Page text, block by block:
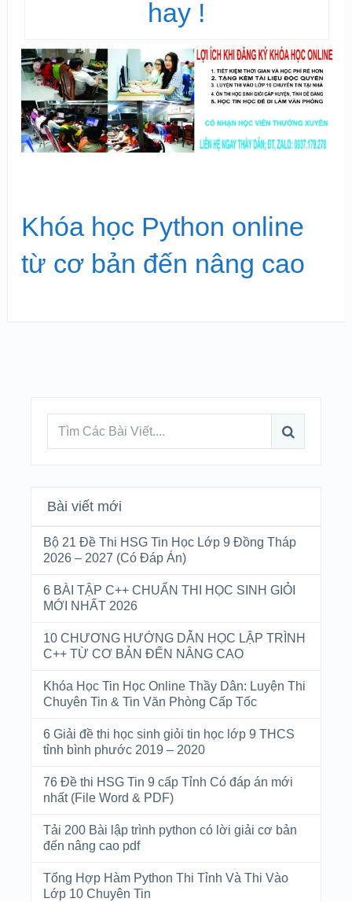
hay !
Khóa học Python online
từ cơ bản đến nâng cao
Bài viết mới
Bộ 21 Đề Thi HSG Tin Học Lớp 9 Đồng Tháp
2026 – 2027 (Có Đáp Án)
6 BÀI TẬP C++ CHUẨN THI HỌC SINH GIỎI
MỚI NHẤT 2026
10 CHƯƠNG HƯỚNG DẪN HỌC LẬP TRÌNH
C++ TỪ CƠ BẢN ĐẾN NÂNG CAO
Khóa Học Tin Học Online Thầy Dân: Luyện Thi
Chuyên Tin & Tin Văn Phòng Cấp Tốc
6 Giải đề thi học sinh giỏi tin học lớp 9 THCS
tỉnh bình phước 2019 – 2020
76 Đề thi HSG Tin 9 cấp Tỉnh Có đáp án mới
nhất (File Word & PDF)
Tải 200 Bài lập trình python có lời giải cơ bản
đến nâng cao pdf
Tổng Hợp Hàm Python Thi Tỉnh Và Thi Vào
Lớp 10 Chuyên Tin